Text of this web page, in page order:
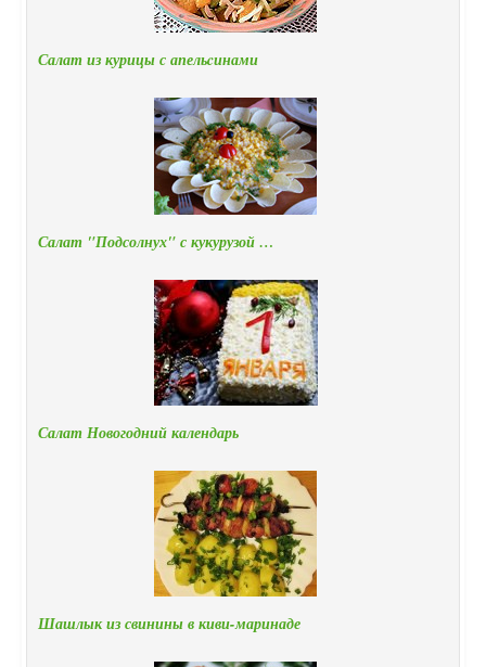
Салат из курицы с апельcинами
Салат "Подсолнух" с кукурузой …
Салат Новогодний календарь
Шашлык из свинины в киви-маринаде